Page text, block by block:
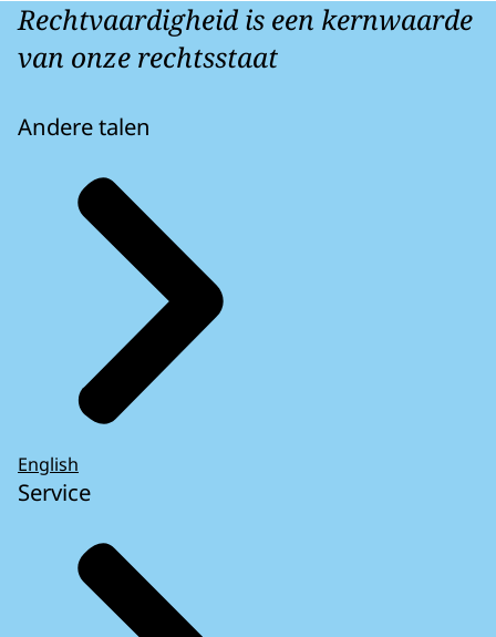
Rechtvaardigheid is een kernwaarde
van onze rechtsstaat
Andere talen
English
Service